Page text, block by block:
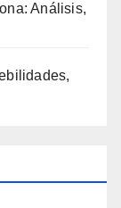
Análisis,